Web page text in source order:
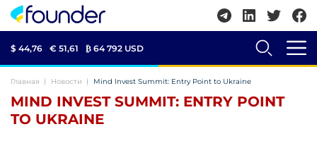
$ 44,76 € 51,61 ₿ 64 792 USD
Главная Новости Mind Invest Summit: Entry Point to Ukraine
MIND INVEST SUMMIT: ENTRY POINT
TO UKRAINE